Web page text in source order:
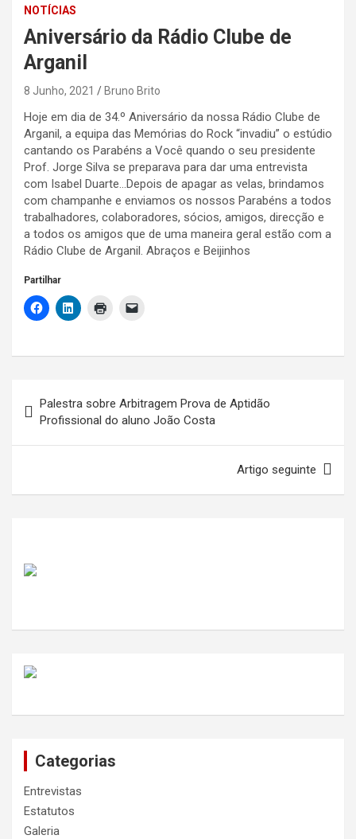
NOTÍCIAS
Aniversário da Rádio Clube de
Arganil
8 Junho, 2021 Bruno Brito
Hoje em dia de 34.º Aniversário da nossa Rádio Clube de
Arganil, a equipa das Memórias do Rock “invadiu” o estúdio
cantando os Parabéns a Você quando o seu presidente
Prof. Jorge Silva se preparava para dar uma entrevista
com Isabel Duarte…Depois de apagar as velas, brindamos
com champanhe e enviamos os nossos Parabéns a todos
trabalhadores, colaboradores, sócios, amigos, direcção e
a todos os amigos que de uma maneira geral estão com a
Rádio Clube de Arganil. Abraços e Beijinhos
Partilhar
de
artigos
Palestra sobre Arbitragem Prova de Aptidão
Profissional do aluno João Costa
Artigo seguinte
Categorias
Entrevistas
Estatutos
Galeria